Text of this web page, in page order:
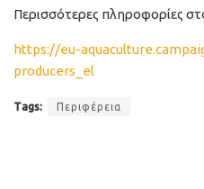
Περισσότερες πληροφορίες
https://eu-
producers_el
Tags: Περιφέρεια